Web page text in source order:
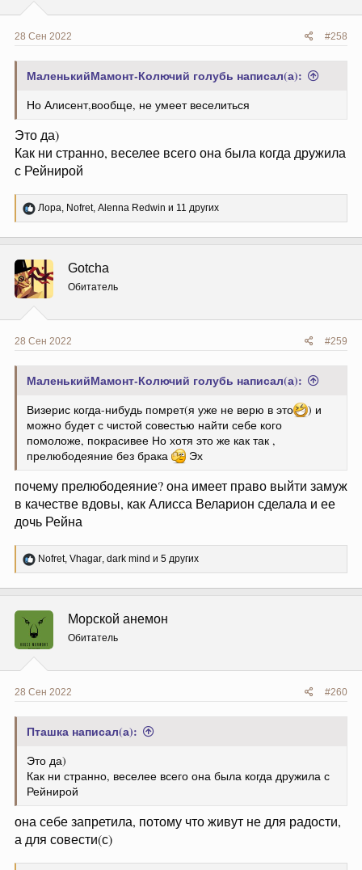
28 Сен 2022 #258
МаленькийМамонт-Колючий голубь написал(а):
Но Алисент,вообще, не умеет веселиться
Это да)
Как ни странно, веселее всего она была когда дружила
с Рейнирой
Р
е
ц
и
и
:
Лора, Nofret, Alenna Redwin и 11 других
Gotcha
Обитатель
28 Сен 2022 #259
МаленькийМамонт-Колючий голубь написал(а):
Визерис когда-нибудь помрет(я уже не верю в это
) и
можно будет с чистой совестью найти себе кого
помоложе, покрасивее Но хотя это же как так ,
прелюбодеяние без брака
Эх
почему прелюбодеяние? она имеет право выйти замуж
в качестве вдовы, как Алисса Веларион сделала и ее
дочь Рейна
Р
е
ц
и
и
:
Nofret, Vhagar, dark mind и 5 других
Морской анемон
Обитатель
28 Сен 2022 #260
Пташка написал(а):
Это да)
Как ни странно, веселее всего она была когда дружила с
Рейнирой
она себе запретила, потому что живут не для радости,
а для совести(с)